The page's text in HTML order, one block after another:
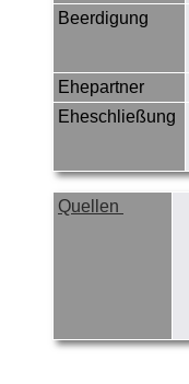
Beerdigung
Ehepartner
Eheschließung
Quellen